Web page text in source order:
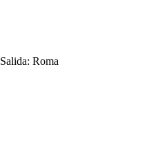
Salida: Roma